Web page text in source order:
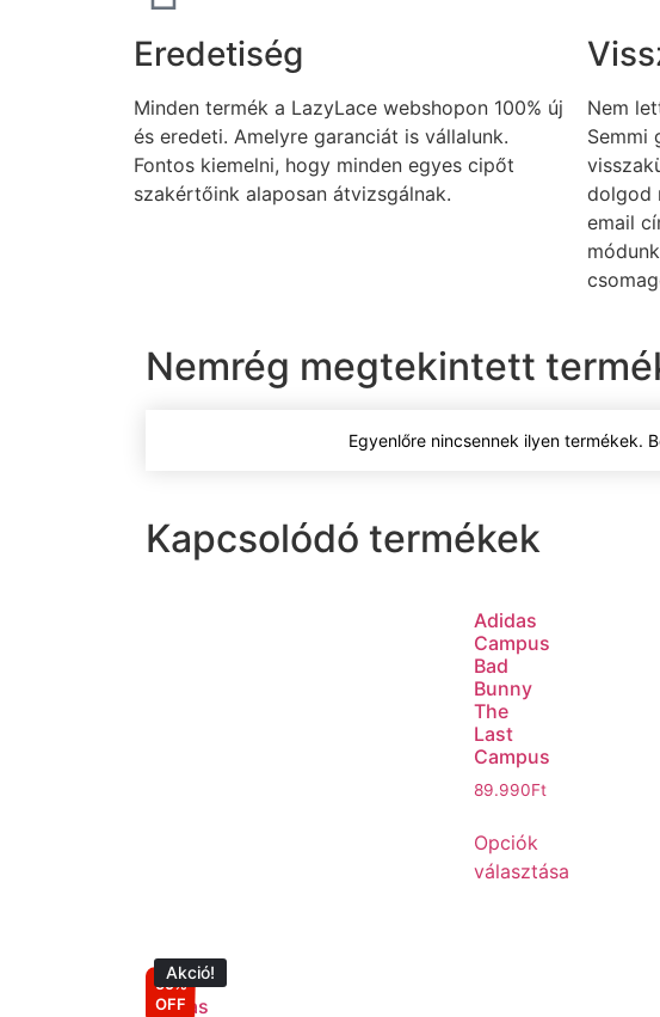
Eredetiség
Minden termék a LazyLace webshopon 100% új
és eredeti. Amelyre garanciát is vállalunk.
Fontos kiemelni, hogy minden egyes cipőt
szakértőink alaposan átvizsgálnak.
Nem
Semmi
dolgod
email
Nemrég megtekintett
Egyenlőre nincsennek ilyen termékek.
Kapcsolódó termékek
Adidas
Campus
Bad
Bunny
The
Last
Campus
89.990Ft
Opciók
választása
59%
OFF
Akció!
Adidas